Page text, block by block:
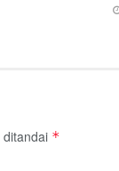
ditandai *